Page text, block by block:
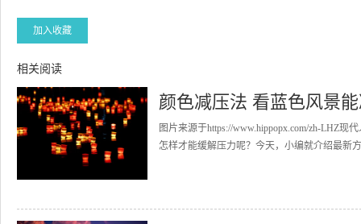
加入收藏
相关阅读
颜色减压法 看蓝色风景
图片来源于https://www.hippopx.com/zh-LHZ
怎样才能缓解压力呢？今天，小编就介绍最